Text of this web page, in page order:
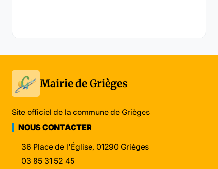
Mairie de Grièges
Site officiel de la commune de Grièges
NOUS CONTACTER
36 Place de l'Église, 01290 Grièges
03 85 31 52 45